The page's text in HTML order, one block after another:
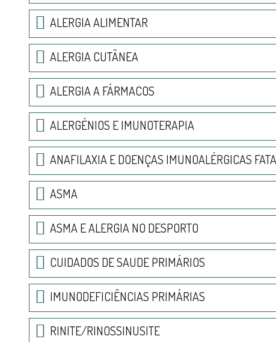
ALERGIA ALIMENTAR
ALERGIA CUTÂNEA
ALERGIA A FÁRMACOS
ALERGÉNIOS E IMUNOTERAPIA
ANAFILAXIA E DOENÇAS IMUNOALÉRGICAS
ASMA
ASMA E ALERGIA NO DESPORTO
CUIDADOS DE SAUDE PRIMÁRIOS
IMUNODEFICIÊNCIAS PRIMÁRIAS
RINITE/RINOSSINUSITE